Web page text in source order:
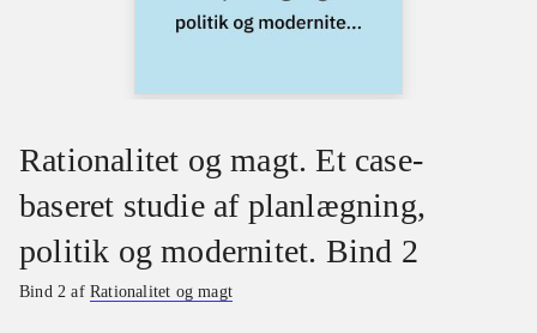
Rationalitet og magt. Et case-
baseret studie af planlægning,
politik og modernitet. Bind 2
Bind 2 afRationalitet og magt